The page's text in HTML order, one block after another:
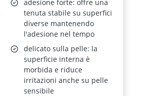
Ipoallergenico
Certificato ISO, Pelle
sensibile Sicuro,
Senza Residui – 40
Pezzi
adesione forte: offre una
tenuta stabile su superfici
diverse mantenendo
l'adesione nel tempo
delicato sulla pelle: la
superficie interna è
morbida e riduce
irritazioni anche su pelle
sensibile